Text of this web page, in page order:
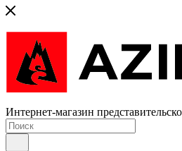
Интернет-магазин